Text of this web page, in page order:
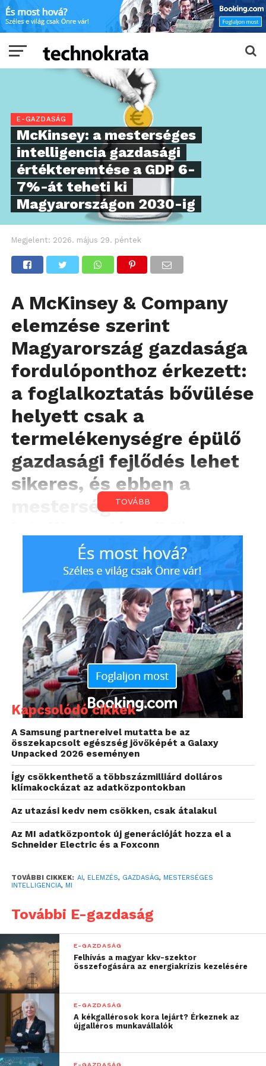
E-GAZDASÁG
McKinsey: a mesterséges
intelligencia gazdasági
értékteremtése a GDP 6-
7%-át teheti ki
Magyarországon 2030-ig
Megjelent: 2026. május 29. péntek
A McKinsey & Company
elemzése szerint
Magyarország gazdasága
fordulóponthoz érkezett:
a foglalkoztatás bővülése
helyett csak a
termelékenységre épülő
gazdasági fejlődés lehet
sikeres, és ebben a
mesterséges
támaszkodva jelentős
eredmények érhetőek el
– a jól átgondolt stratégia
akár a GDP 6-7%-ának
megfelelő értéket
jelenthet 2030-ig. A
McKinsey hamarosan
megjelenő, a magyar
gazdaság lehetőségeire
fókuszáló tanulmánya
azonosítja azokat a
területeket, ahol az MI a
növekedés motorjává
válhat.
gazdaságfejlesztési lehetőséget kínál. A McKinsey
legalább 15 milliárd euró értékű automatizációs
önmagában a GDP 6–7%-ának felel meg, de az össz-
nemzetgazdasági hatás akár ennél is több lehet, ha a
megnövekedett termelékenység a gazdaság
regionális versenyképességét is fokozni tudja.
Az elmúlt másfél évtizedben Magyarországon a
foglalkoztatottság 81%-ig emelkedett, a reálbérek
pedig 2008 óta több mint 50%-kal nőttek, ám ez a
struktúra elérte a lehetősége határait; a jövőbeni
TOVÁBB
Kapcsolódó cikkek
A Samsung partnereivel mutatta be az
összekapcsolt egészség jövőképét a Galaxy
Unpacked 2026 eseményen
Így csökkenthető a többszázmilliárd dolláros
klímakockázat az adatközpontokban
Az utazási kedv nem csökken, csak átalakul
Az MI adatközpontok új generációját hozza el a
Schneider Electric és a Foxconn
TOVÁBBI CIKKEK: AI , ELEMZÉS, GAZDASÁG, MESTERSÉGES
INTELLIGENCIA, MI
További E-gazdaság
E-GAZDASÁG
Felhívás a magyar kkv-szektor
összefogására az energiakrízis kezelésére
E-GAZDASÁG
A kékgallérosok kora lejárt? Érkeznek az
újgalléros munkavállalók